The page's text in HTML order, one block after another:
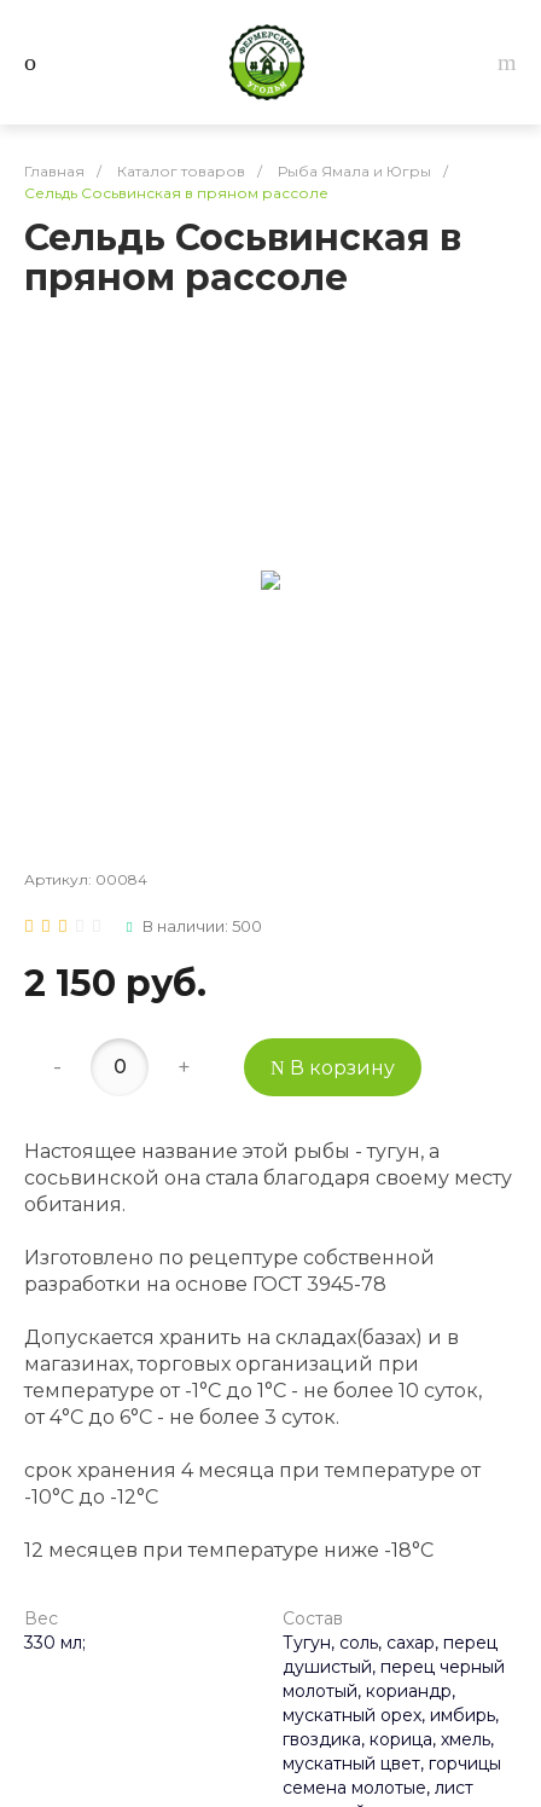
Главная / Каталог товаров / Рыба Ямала и Югры
/
Сельдь Сосьвинская в пряном рассоле
Сельдь Сосьвинская в
пряном рассоле
Артикул: 00084
В наличии: 500
2 150 руб.
- + В корзину
Настоящее название этой рыбы - тугун, а
сосьвинской она стала благодаря своему месту
обитания.
Изготовлено по рецептуре собственной
разработки на основе ГОСТ 3945-78
Допускается хранить на складах(базах) и в
магазинах, торговых организаций при
температуре от -1°С до 1°С - не более 10 суток,
от 4°С до 6°С - не более 3 суток.
срок хранения 4 месяца при температуре от
-10°С до -12°С
12 месяцев при температуре ниже -18°С
Вес
330 мл;
Состав
Тугун, соль, сахар, перец
душистый, перец черный
молотый, кориандр,
мускатный орех, имбирь,
гвоздика, корица, хмель,
мускатный цвет, горчицы
семена молотые, лист